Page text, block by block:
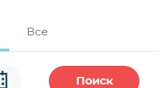
Все
Поиск